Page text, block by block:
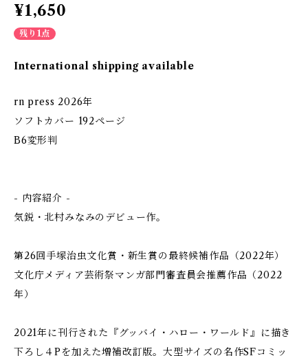
¥1,650
残り1点
International shipping available
rn press 2026年
ソフトカバー 192ページ
B6変形判
- 内容紹介 -
気鋭・北村みなみのデビュー作。
第26回手塚治虫文化賞・新生賞の最終候補作品（2022年）
文化庁メディア芸術祭マンガ部門審査員会推薦作品（2022
年）
2021年に刊行された『グッバイ・ハロー・ワールド』に描き
下ろし４Pを加えた増補改訂版。大型サイズの名作SFコミッ